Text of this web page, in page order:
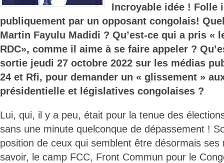
Incroyable idée ! Folle
publiquement par un opposant congolais!
Martin Fayulu Madidi ? Qu’est-ce qui a pris «
RDC», comme il aime à se faire appeler ?
sortie jeudi 27 octobre 2022 sur les médias
24 et Rfi, pour demander un « glissement »
présidentielle et législatives congolaises ?
Lui, qui, il y a peu, était pour la tenue des
sans une minute quelconque de dépassement !
position de ceux qui semblent être désormais ses
savoir, le camp FCC, Front Commun pour le